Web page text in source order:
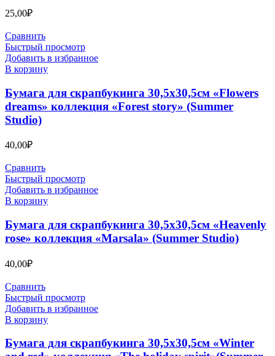
25,00₽
Сравнить
Быстрый просмотр
Добавить в избранное
В корзину
Бумага для скрапбукинга 30,5х30,5см «Flowers
dreams» коллекция «Forest story» (Summer
Studio)
40,00₽
Сравнить
Быстрый просмотр
Добавить в избранное
В корзину
Бумага для скрапбукинга 30,5х30,5см «Heavenly
rose» коллекция «Marsala» (Summer Studio)
40,00₽
Сравнить
Быстрый просмотр
Добавить в избранное
В корзину
Бумага для скрапбукинга 30,5х30,5см «Winter